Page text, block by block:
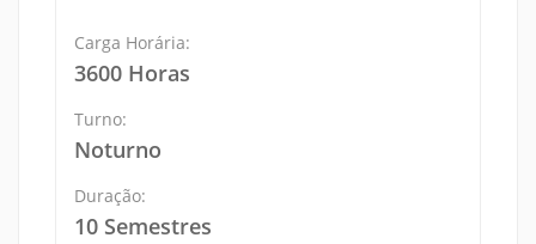
Carga Horária:
3600 Horas
Turno:
Noturno
Duração:
10 Semestres